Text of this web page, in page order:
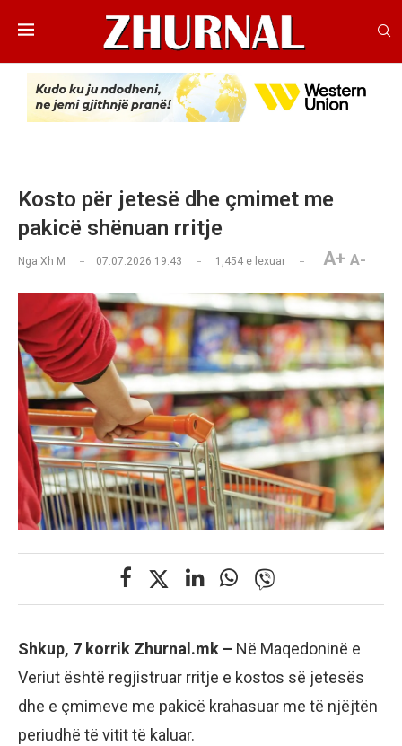
Kosto për jetesë dhe çmimet me
pakicë shënuan rritje
Nga Xh M 07.07.2026 19:43 1,454 e lexuar A+ A-
Shkup, 7 korrik Zhurnal.mk – Në Maqedoninë e
Veriut është regjistruar rritje e kostos së jetesës
dhe e çmimeve me pakicë krahasuar me të njëjtën
periudhë të vitit të kaluar.